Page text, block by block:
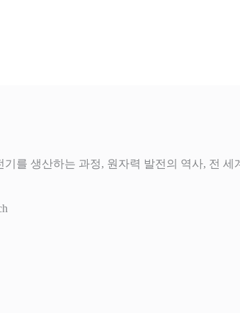
를 생산하는 과정, 원자력 발전의 역사, 전